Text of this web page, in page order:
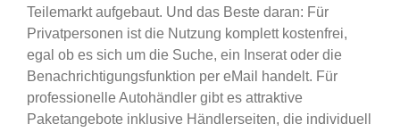
Teilemarkt aufgebaut. Und das Beste daran: Für
Privatpersonen ist die Nutzung komplett kostenfrei,
egal ob es sich um die Suche, ein Inserat oder die
Benachrichtigungsfunktion per eMail handelt. Für
professionelle Autohändler gibt es attraktive
Paketangebote inklusive Händlerseiten, die individuell